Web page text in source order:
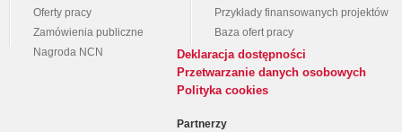
Oferty pracy
Zamówienia publiczne
Nagroda NCN
Przykłady finansowanych projektów
Baza ofert pracy
Deklaracja dostępności
Przetwarzanie danych osobowych
Polityka cookies
Partnerzy